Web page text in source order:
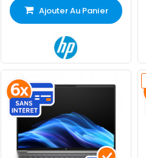
Ajouter Au Panier